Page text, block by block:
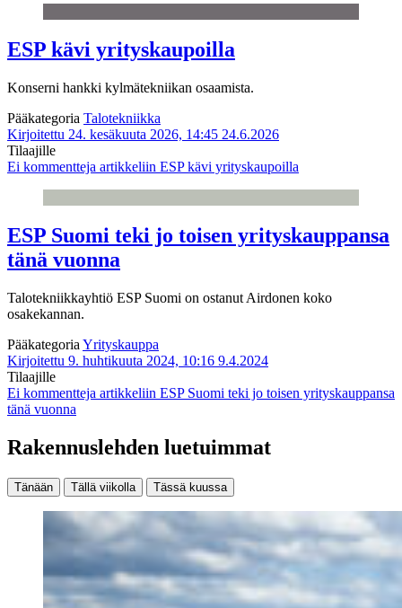
ESP kävi yrityskaupoilla
Konserni hankki kylmätekniikan osaamista.
Pääkategoria Talotekniikka
Kirjoitettu 24. kesäkuuta 2026, 14:45 24.6.2026
Tilaajille
Ei kommentteja artikkeliin ESP kävi yrityskaupoilla
ESP Suomi teki jo toisen yrityskauppansa
tänä vuonna
Talotekniikkayhtiö ESP Suomi on ostanut Airdonen koko
osakekannan.
Pääkategoria Yrityskauppa
Kirjoitettu 9. huhtikuuta 2024, 10:16 9.4.2024
Tilaajille
Ei kommentteja artikkeliin ESP Suomi teki jo toisen yrityskauppansa
tänä vuonna
Rakennuslehden luetuimmat
Tänään Tällä viikolla Tässä kuussa